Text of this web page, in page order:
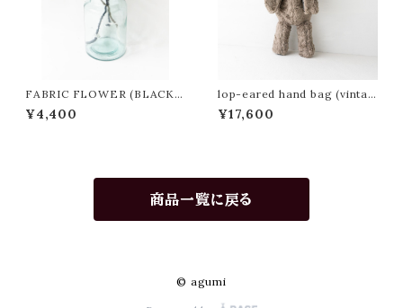
FABRIC FLOWER (BLACK
WHITE)
¥4,400
lop-eared hand bag (vintag
e greige)
¥17,600
商品一覧に戻る
© agumi